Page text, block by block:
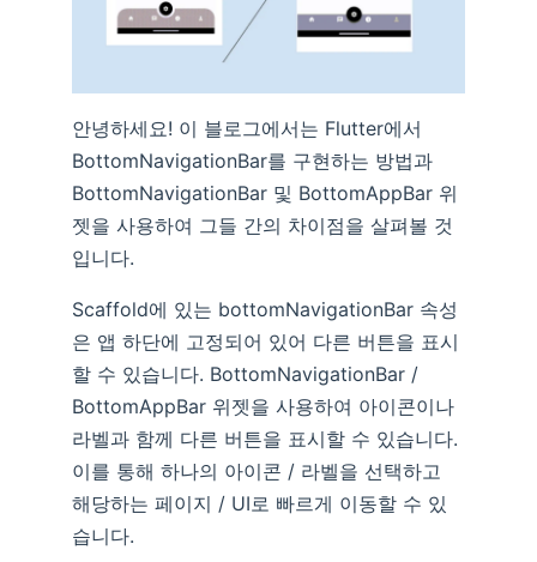
안녕하세요! 이 블로그에서는 Flutter에서
BottomNavigationBar를 구현하는 방법과
BottomNavigationBar 및 BottomAppBar 위
젯을 사용하여 그들 간의 차이점을 살펴볼 것
입니다.
Scaffold에 있는 bottomNavigationBar 속성
은 앱 하단에 고정되어 있어 다른 버튼을 표시
할 수 있습니다. BottomNavigationBar /
BottomAppBar 위젯을 사용하여 아이콘이나
라벨과 함께 다른 버튼을 표시할 수 있습니다.
이를 통해 하나의 아이콘 / 라벨을 선택하고
해당하는 페이지 / UI로 빠르게 이동할 수 있
습니다.